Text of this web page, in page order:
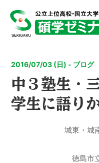
2016/07/03 (日) - ブログ
中３塾生・
学生に語り
城東・城南・城
徳島市立高校